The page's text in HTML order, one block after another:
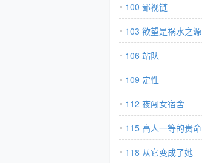
100 鄙视链
103 欲望是祸水之源
106 站队
109 定性
112 夜闯女宿舍
115 高人一等的贵命
118 从它变成了她